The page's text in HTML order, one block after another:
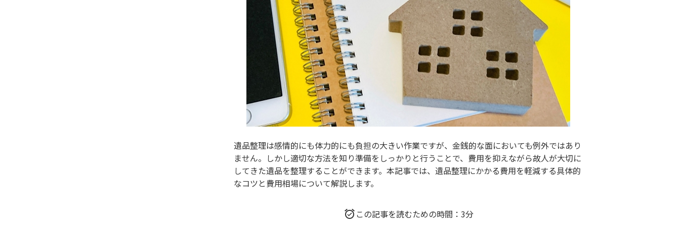
遺品整理は感情的にも体力的にも負担の大きい作業ですが、金銭的な面においても例外ではあり
ません。しかし適切な方法を知り準備をしっかりと行うことで、費用を抑えながら故人が大切に
してきた遺品を整理することができます。本記事では、遺品整理にかかる費用を軽減する具体的
なコツと費用相場について解説します。
この記事を読むための時間：3分